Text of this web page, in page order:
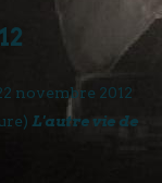
novembre 2012
L'autre vie de